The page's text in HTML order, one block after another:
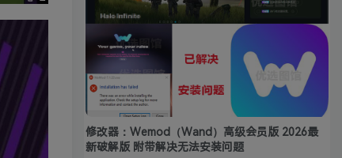
修改器：Wemod（Wand）高级会员版 2026最
新破解版 附带解决无法安装问题